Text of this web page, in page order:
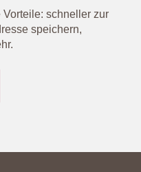
schneller zur
speichern,